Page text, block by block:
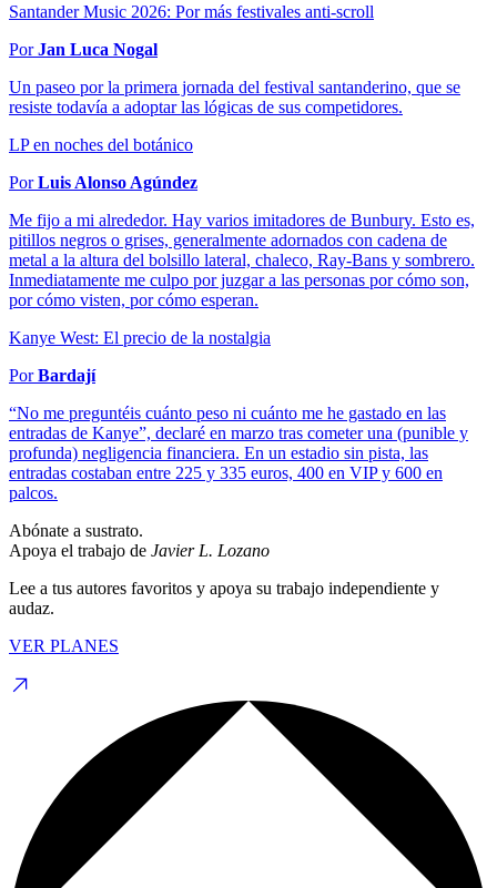
Santander Music 2026: Por más festivales anti-scroll
PorJan Luca Nogal
Un paseo por la primera jornada del festival santanderino, que se
resiste todavía a adoptar las lógicas de sus competidores.
LP en noches del botánico
PorLuis Alonso Agúndez
Me fijo a mi alrededor. Hay varios imitadores de Bunbury. Esto es,
pitillos negros o grises, generalmente adornados con cadena de
metal a la altura del bolsillo lateral, chaleco, Ray-Bans y sombrero.
Inmediatamente me culpo por juzgar a las personas por cómo son,
por cómo visten, por cómo esperan.
Kanye West: El precio de la nostalgia
PorBardají
“No me preguntéis cuánto peso ni cuánto me he gastado en las
entradas de Kanye”, declaré en marzo tras cometer una (punible y
profunda) negligencia financiera. En un estadio sin pista, las
entradas costaban entre 225 y 335 euros, 400 en VIP y 600 en
palcos.
Abónate a sustrato.
Apoya el trabajo de Javier L. Lozano
Lee a tus autores favoritos y apoya su trabajo independiente y
audaz.
VER PLANES